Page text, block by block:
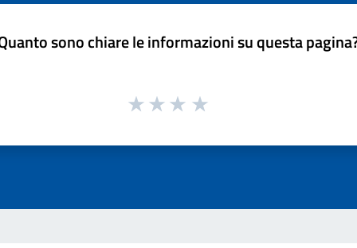
sono chiare le informazioni su questa